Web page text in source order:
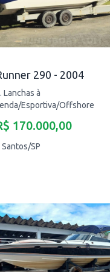
290 - 2004
Lanchas à
Esportiva/Offshore
170.000,00
Santos/SP